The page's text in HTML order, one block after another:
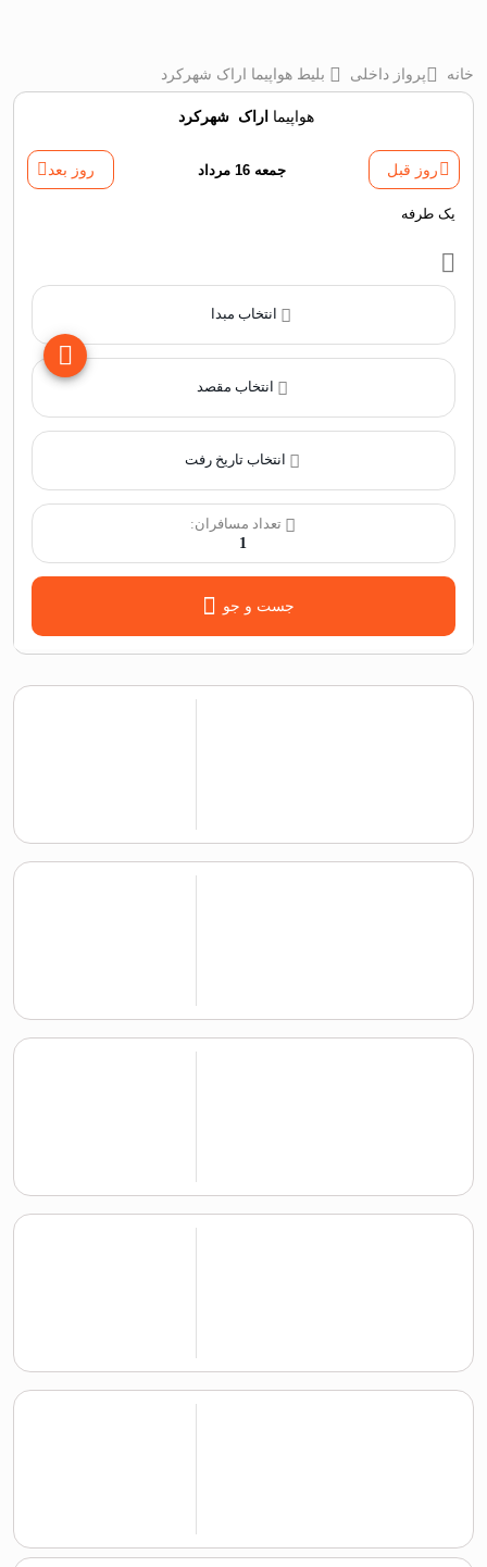
خانه پرواز داخلی بلیط هواپیما اراک شهرکرد
هواپیما اراک ‌شهرکرد
روز قبل جمعه 16 مرداد روز بعد
یک طرفه
انتخاب مبدا
انتخاب مقصد
تعداد مسافران:
1
جست و جو